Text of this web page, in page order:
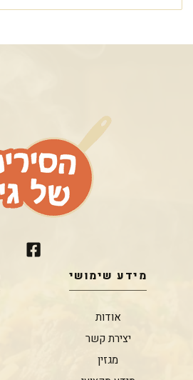
מידע שימושי
אודות
יצירת קשר
מגזין